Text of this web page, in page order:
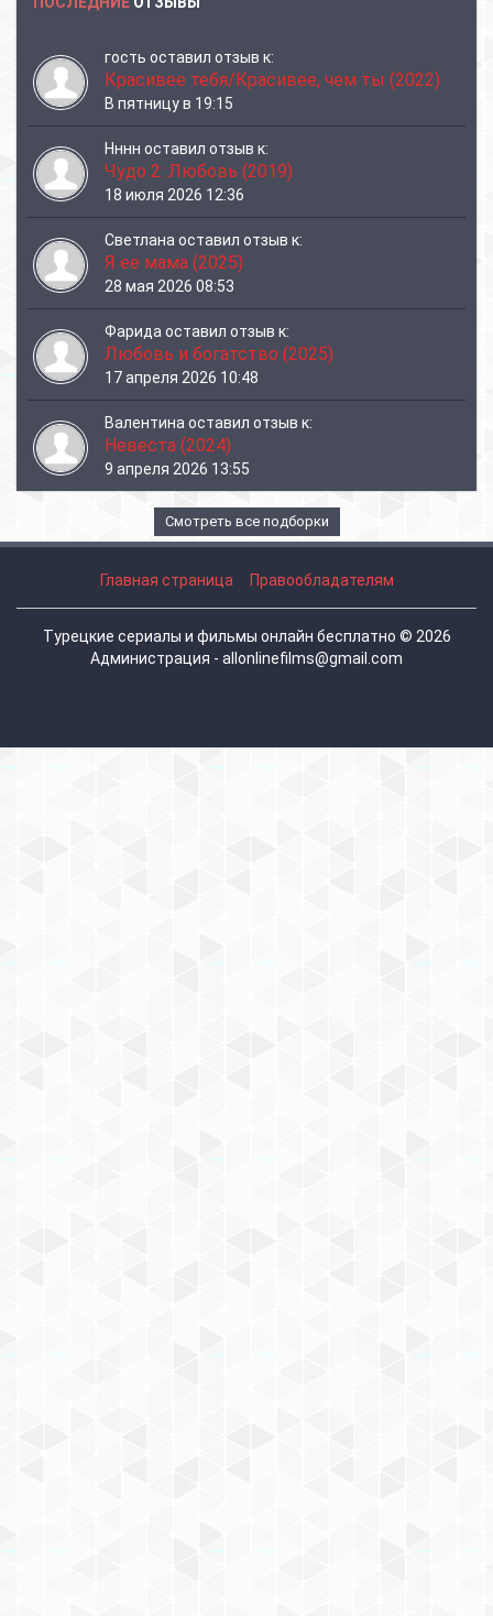
гость оставил отзыв к:
Красивее тебя/Красивее, чем ты (2022)
В пятницу в 19:15
Нннн оставил отзыв к:
Чудо 2: Любовь (2019)
18 июля 2026 12:36
Светлана оставил отзыв к:
Я ее мама (2025)
28 мая 2026 08:53
Фарида оставил отзыв к:
Любовь и богатство (2025)
17 апреля 2026 10:48
Валентина оставил отзыв к:
Невеста (2024)
9 апреля 2026 13:55
Смотреть все подборки
Главная страница Правообладателям
Турецкие сериалы и фильмы онлайн бесплатно © 2026
Администрация - allonlinefilms@gmail.com